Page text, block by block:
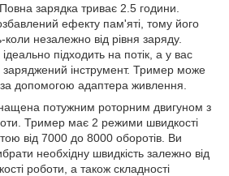
зарядка триває 2.5 години.
ефекту пам'яті, тому його
незалежно від рівня заряду.
підходить на потік, а у вас
заряджений інструмент. Тример може
допомогою адаптера живлення.
потужним роторним двигуном з
Тример має 2 режими швидкості
від 7000 до 8000 оборотів. Ви
необхідну швидкість залежно від
роботи, а також складності